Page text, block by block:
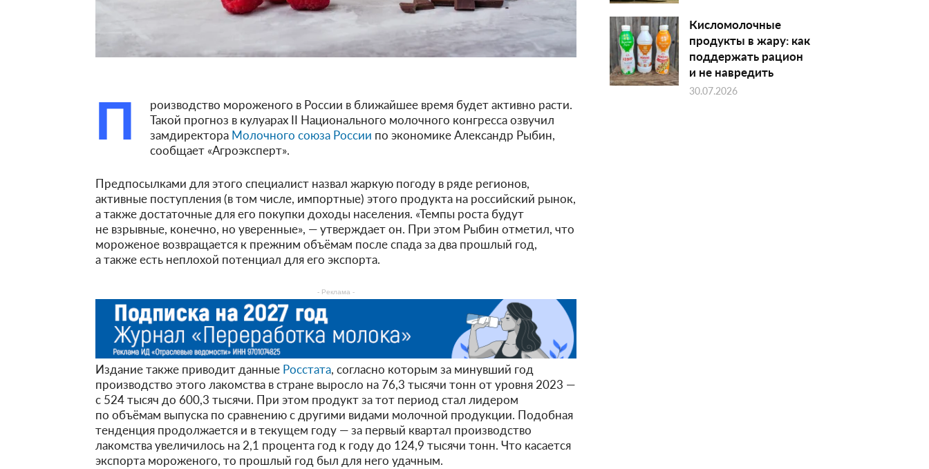
П
роизводство мороженого в России в ближайшее время будет активно расти.
Такой прогноз в кулуарах II Национального молочного конгресса озвучил
замдиректора Молочного союза России по экономике Александр Рыбин,
сообщает «Агроэксперт».
Предпосылками для этого специалист назвал жаркую погоду в ряде регионов,
активные поступления (в том числе, импортные) этого продукта на российский рынок,
а также достаточные для его покупки доходы населения. «Темпы роста будут
не взрывные, конечно, но уверенные», — утверждает он. При этом Рыбин отметил, что
мороженое возвращается к прежним объёмам после спада за два прошлый год,
а также есть неплохой потенциал для его экспорта.
- Реклама -
Издание также приводит данные Росстата, согласно которым за минувший год
производство этого лакомства в стране выросло на 76,3 тысячи тонн от уровня 2023 —
с 524 тысяч до 600,3 тысячи. При этом продукт за тот период стал лидером
по объёмам выпуска по сравнению с другими видами молочной продукции. Подобная
тенденция продолжается и в текущем году — за первый квартал производство
лакомства увеличилось на 2,1 процента год к году до 124,9 тысячи тонн. Что касается
экспорта мороженого, то прошлый год был для него удачным.
Кисломолочные
продукты в жару: как
поддержать рацион
и не навредить
30.07.2026